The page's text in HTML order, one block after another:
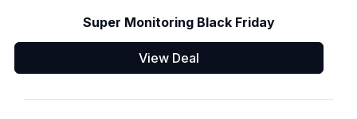
Super Monitoring Black Friday
View Deal